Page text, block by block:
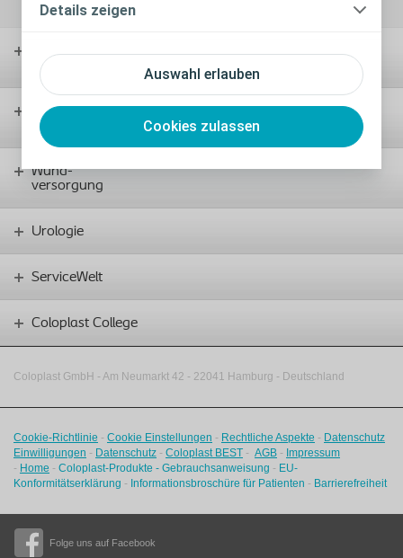
Auswahl erlauben
Cookies zulassen
Details zeigen
Folge uns auf Facebook
Stoma-
versorgung
Kontinenz-
versorgung
Wund-
versorgung
Urologie
ServiceWelt
Coloplast College
Coloplast GmbH - Am Neumarkt 42 ‑ 22041 Hamburg - Deutschland
Cookie-Richtlinie - Cookie Einstellungen - Rechtliche Aspekte - Datenschutz
Einwilligungen - Datenschutz - Coloplast BEST - AGB - Impressum
- Home - Coloplast-Produkte - Gebrauchsanweisung - EU-
Konformitätserklärung - Informationsbroschüre für Patienten - Barrierefreiheit